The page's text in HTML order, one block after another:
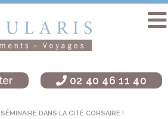
Accueil
Séminaire
sur une île
Activités
02 40 46 11 40
SÉMINAIRE DANS LA CITÉ CORSAIRE !